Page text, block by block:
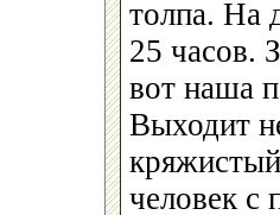
толпа. На
25 часов.
вот наша
Выходит
человек с